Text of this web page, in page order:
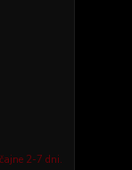
2-7 dni.